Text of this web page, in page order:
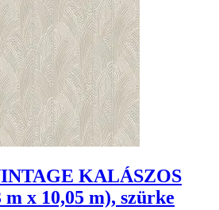
KALÁSZOS
m x 10,05 m), szürke